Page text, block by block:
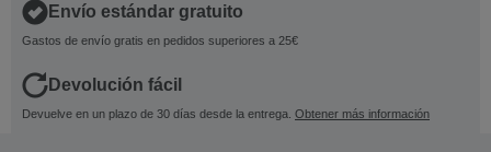
Envío estándar gratuito
Gastos de envío gratis en pedidos superiores a 25€
Devolución fácil
Devuelve en un plazo de 30 días desde la entrega. Obtener más información